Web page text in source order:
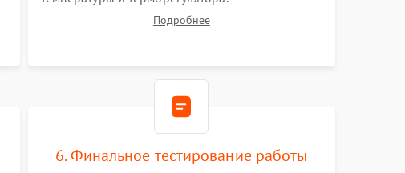
Восстановление цепей питания системы No
Подробнее
6. Финальное тестирование работы